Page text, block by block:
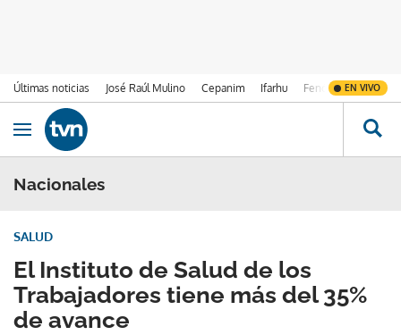
Últimas noticias José Raúl Mulino Cepanim Ifarhu Fenómeno de El
EN VIVO
Ir al contenido
Obrir navegació
Nacionales
El Instituto de Salud de los
Trabajadores tiene más del 35%
de avance
SALUD